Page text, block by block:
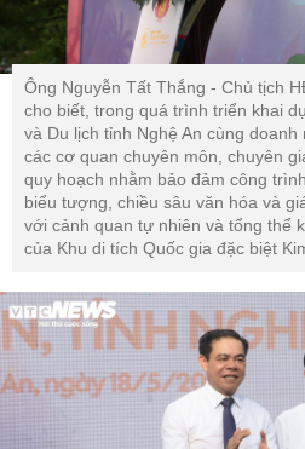
Ông Nguyễn Tất Thắng - Chủ tịch
cho biết, trong quá trình triển khai
và Du lịch tỉnh Nghệ An cùng
các cơ quan chuyên môn, chuyên
quy hoạch nhằm bảo đảm công
biểu tượng, chiều sâu văn hóa và
với cảnh quan tự nhiên và tổng thể
của Khu di tích Quốc gia đặc biệt